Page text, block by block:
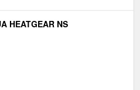
HEATGEAR NS